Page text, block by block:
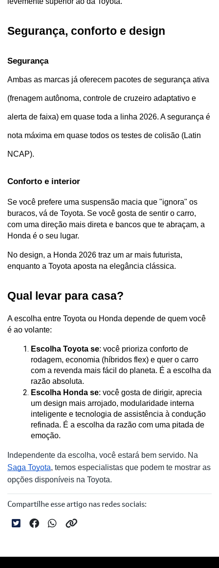
Segurança, conforto e design
Segurança
Ambas as marcas já oferecem pacotes de segurança ativa
(frenagem autônoma, controle de cruzeiro adaptativo e
alerta de faixa) em quase toda a linha 2026. A segurança é
nota máxima em quase todos os testes de colisão (Latin
NCAP).
Conforto e interior
Se você prefere uma suspensão macia que "ignora" os
buracos, vá de Toyota. Se você gosta de sentir o carro,
com uma direção mais direta e bancos que te abraçam, a
Honda é o seu lugar.
No design, a Honda 2026 traz um ar mais futurista,
enquanto a Toyota aposta na elegância clássica.
Qual levar para casa?
A escolha entre Toyota ou Honda depende de quem você
é ao volante:
Escolha Toyota se: você prioriza conforto de
rodagem, economia (híbridos flex) e quer o carro
com a revenda mais fácil do planeta. É a escolha da
razão absoluta.
Escolha Honda se: você gosta de dirigir, aprecia
um design mais arrojado, modularidade interna
inteligente e tecnologia de assistência à condução
refinada. É a escolha da razão com uma pitada de
emoção.
Independente da escolha, você estará bem servido. Na
Saga Toyota, temos especialistas que podem te mostrar as
opções disponíveis na Toyota.
Compartilhe esse artigo nas redes sociais: